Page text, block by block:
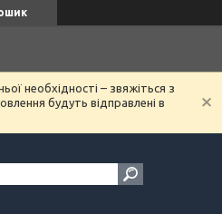
необхідності – звяжіться з
будуть відправлені в